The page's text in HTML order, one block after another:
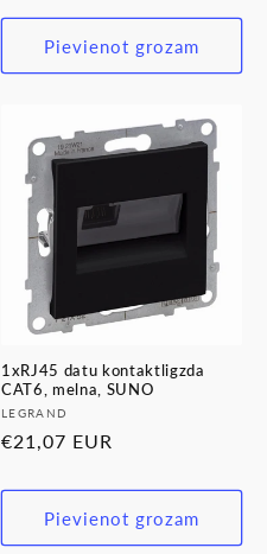
cena
Pievienot grozam
1xRJ45 datu kontaktligzda
CAT6, melna, SUNO
Pārdevējs:
LEGRAND
Parastā
€21,07 EUR
Pievienot grozam